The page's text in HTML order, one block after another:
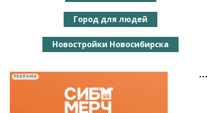
Город для людей
Новостройки Новосибирска
РЕКЛАМА